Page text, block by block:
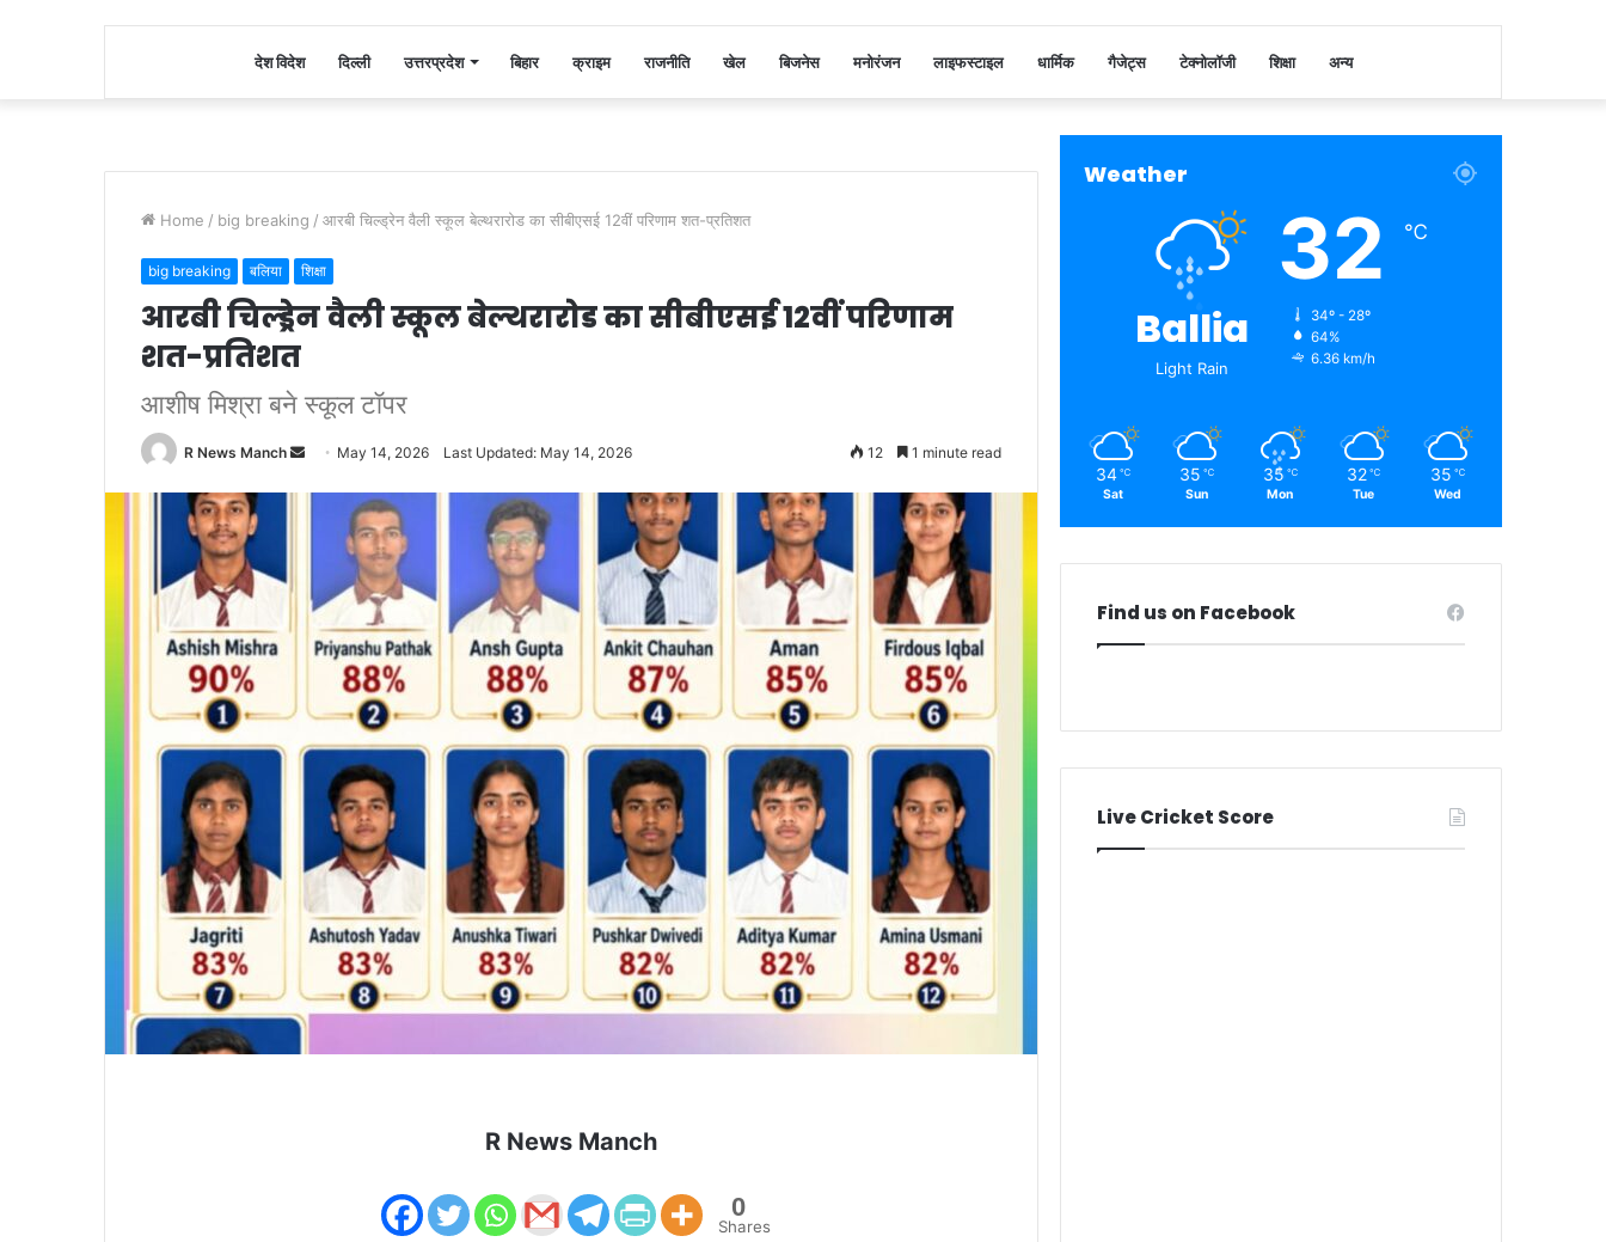
देश विदेश दिल्ली उत्तरप्रदेश बिहार क्राइम राजनीति खेल बिजनेस मनोरंजन लाइफस्टाइल धार्मिक गैजेट्स टेक्नोलॉजी शिक्षा अन्य
Home / big breaking / आरबी चिल्ड्रेन वैली स्कूल बेल्थरारोड का सीबीएसई 12वीं परिणाम शत-प्रतिशत
big breaking बलिया शिक्षा
आरबी चिल्ड्रेन वैली स्कूल बेल्थरारोड का सीबीएसई 12वीं परिणाम
शत-प्रतिशत
आशीष मिश्रा बने स्कूल टॉपर
R News Manch
Send May 14, 2026 Last Updated: May 14, 2026 12 1 minute read
R News Manch
0
Shares
Weather
Ballia
Light Rain
32 ℃
34º - 28º
64%
6.36 km/h
34 ℃
Sat
35 ℃
Sun
35 ℃
Mon
32 ℃
Tue
35 ℃
Wed
Find us on Facebook
Live Cricket Score